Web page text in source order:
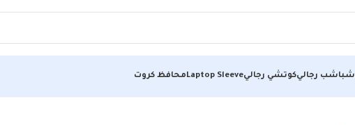
شباشب رجاليكوتشي رجاليLaptop Sleeveمحافظ كروت